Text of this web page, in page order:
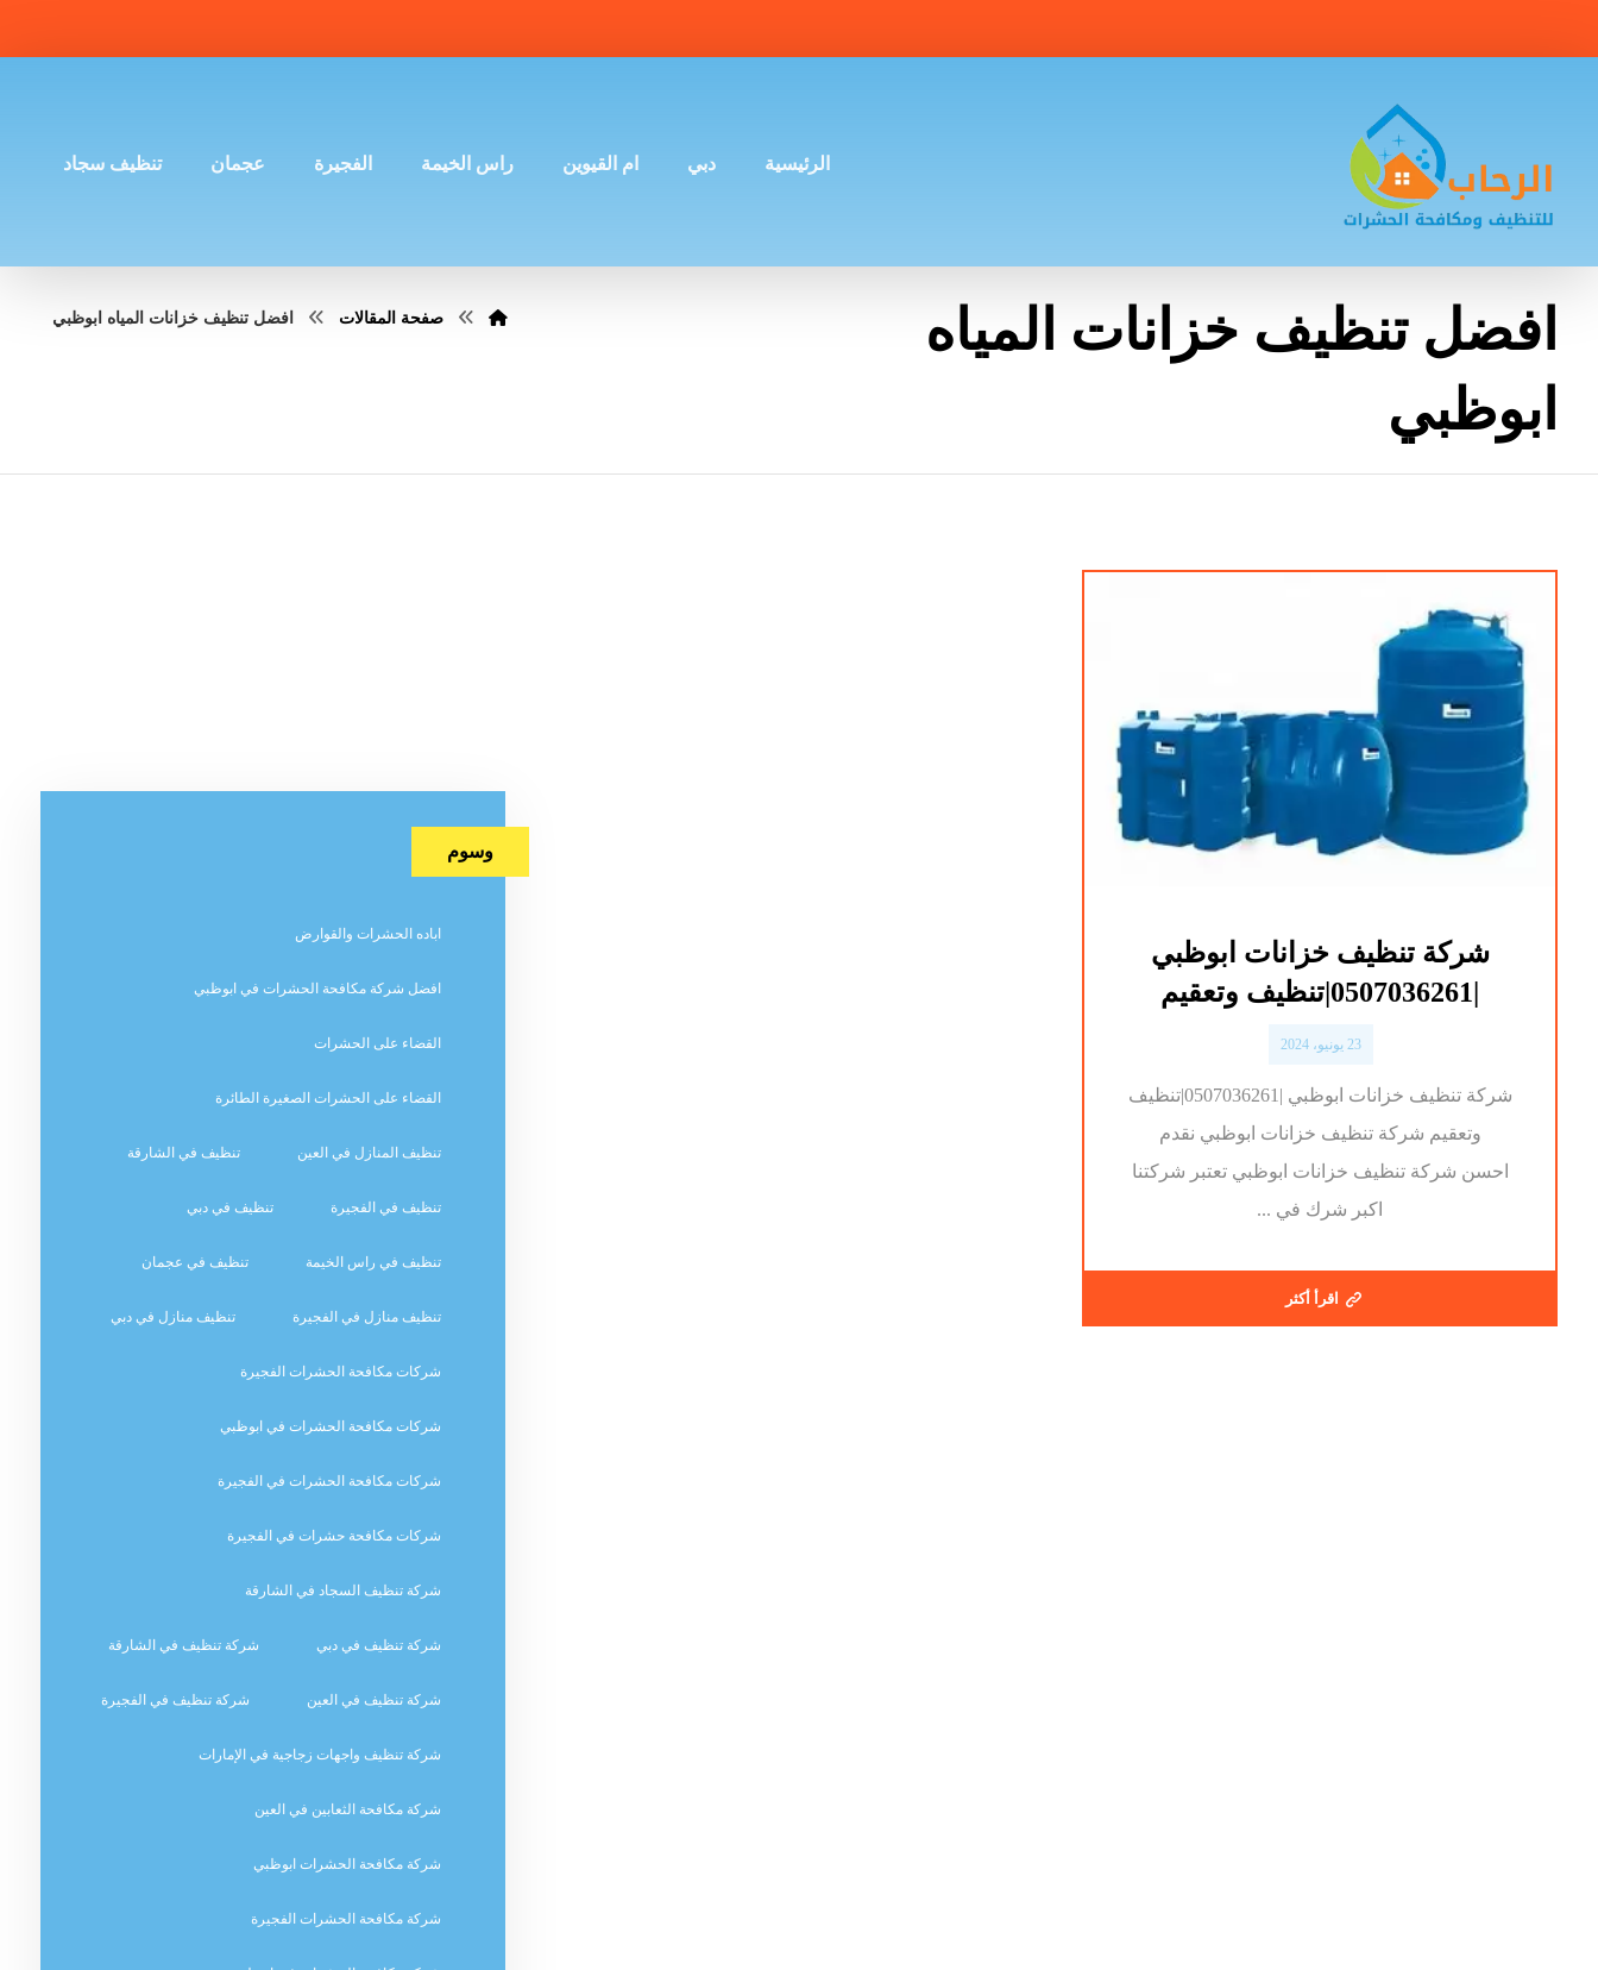
الرئيسية دبي ام القيوين راس الخيمة الفجيرة عجمان تنظيف سجاد
افضل تنظيف خزانات المياه
ابوظبي
صفحة المقالات افضل تنظيف خزانات المياه ابوظبي
شركة تنظيف خزانات ابوظبي
23 يونيو، 2024
شركة تنظيف خزانات ابوظبي |0507036261|تنظيف
وتعقيم شركة تنظيف خزانات ابوظبي نقدم
احسن شركة تنظيف خزانات ابوظبي تعتبر شركتنا
اكبر شرك في ...
اقرأ أكثر
وسوم
اباده الحشرات والقوارض
افضل شركة مكافحة الحشرات في ابوظبي
القضاء على الحشرات
القضاء على الحشرات الصغيرة الطائرة
تنظيف المنازل في العين تنظيف في الشارقة
تنظيف في الفجيرة تنظيف في دبي
تنظيف في راس الخيمة تنظيف في عجمان
تنظيف منازل في الفجيرة تنظيف منازل في دبي
شركات مكافحة الحشرات الفجيرة
شركات مكافحة الحشرات في ابوظبي
شركات مكافحة الحشرات في الفجيرة
شركات مكافحة حشرات في الفجيرة
شركة تنظيف السجاد في الشارقة
شركة تنظيف في دبي شركة تنظيف في الشارقة
شركة تنظيف في العين شركة تنظيف في الفجيرة
شركة تنظيف واجهات زجاجية في الإمارات
شركة مكافحة الثعابين في العين
شركة مكافحة الحشرات ابوظبي
شركة مكافحة الحشرات الفجيرة